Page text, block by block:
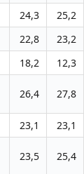
24,3 25,2
22,8 23,2
18,2 12,3
26,4 27,8
23,1 23,1
23,5 25,4